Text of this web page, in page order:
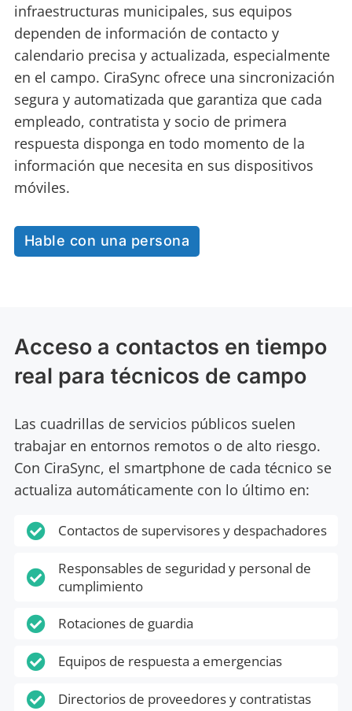
infraestructuras municipales, sus equipos
dependen de información de contacto y
calendario precisa y actualizada, especialmente
en el campo. CiraSync ofrece una sincronización
segura y automatizada que garantiza que cada
empleado, contratista y socio de primera
respuesta disponga en todo momento de la
información que necesita en sus dispositivos
móviles.
Hable con una persona
Acceso a contactos en tiempo
real para técnicos de campo
Las cuadrillas de servicios públicos suelen
trabajar en entornos remotos o de alto riesgo.
Con CiraSync, el smartphone de cada técnico se
actualiza automáticamente con lo último en:
 Contactos de supervisores y despachadores

Responsables de seguridad y personal de
cumplimiento
 Rotaciones de guardia
 Equipos de respuesta a emergencias
 Directorios de proveedores y contratistas